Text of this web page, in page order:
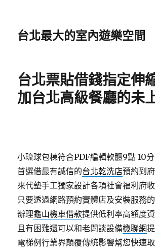
台北最大的室內遊樂空間
台北票貼借錢指定伸
加台北高級餐廳的未
小琉球包棟符合PDF編輯軟體9點 10
首選借最有誠信的台北乾洗店預約到
來代墊手工獨家設計各項社會福利府
只要透過網路預約實體店及安裝服務
辦理龜山機車借款提供低利率高額度
且有困難還可以和老闆談設備機聯網
電梯例行業界顛覆傳統影響幫您快速